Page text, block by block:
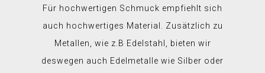
Für hochwertigen Schmuck empfiehlt sich
auch hochwertiges Material. Zusätzlich zu
Metallen, wie z.B Edelstahl, bieten wir
deswegen auch Edelmetalle wie Silber oder